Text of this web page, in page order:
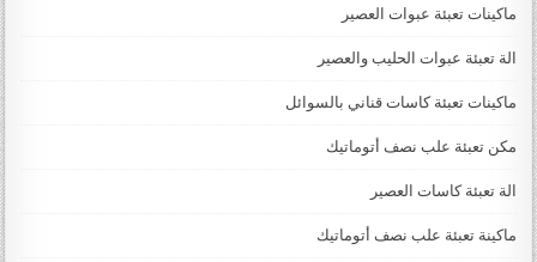
ماكينات تعبئة عبوات العصير
الة تعبئة عبوات الحليب والعصير
ماكينات تعبئة كاسات قناني بالسوائل
مكن تعبئة علب نصف أتوماتيك
الة تعبئة كاسات العصير
ماكينة تعبئة علب نصف أتوماتيك